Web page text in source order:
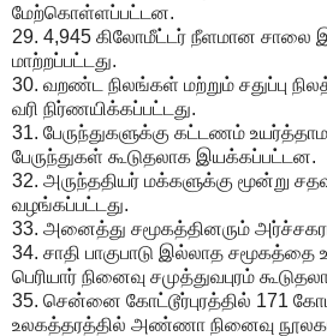
மேற்கொள்ளப்பட்டன.
29. 4,945 கிலோமீட்டர் நீளமான சாலை
மாற்றப்பட்டது.
30. வறண்ட நிலங்கள் மற்றும் சதுப்பு
வரி நிர்ணயிக்கப்பட்டது.
31. பேருந்துகளுக்கு கட்டணம்
பேருந்துகள் கூடுதலாக இயக்கப்பட்டன.
32. அருந்ததியர் மக்களுக்கு மூன்று
வழங்கப்பட்டது.
33. அனைத்து சமூகத்தினரும்
34. சாதி பாகுபாடு இல்லாத சமூகத்தை
பெரியார் நினைவு சமுத்துவபுரம்
35. சென்னை கோட்டூர்புரத்தில் 171
உலகத்தரத்தில் அண்ணா நினைவு